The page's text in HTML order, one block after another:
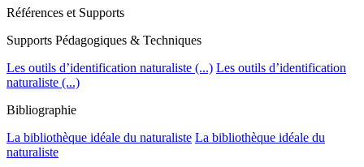
Références et Supports
Supports Pédagogiques & Techniques
Les outils d’identification naturaliste (...) Les outils d’identification
naturaliste (...)
Bibliographie
La bibliothèque idéale du naturaliste La bibliothèque idéale du
naturaliste